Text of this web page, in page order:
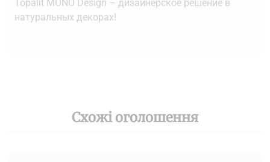
Topalit MONO Design – дизайнерское решение в
натуральных декорах!
Схожі оголошення